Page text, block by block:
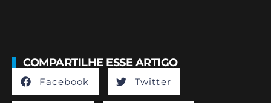
COMPARTILHE ESSE ARTIGO
Facebook Twitter